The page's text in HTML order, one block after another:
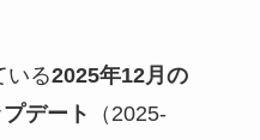
いる2025年12月の
デート
（2025-